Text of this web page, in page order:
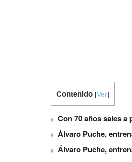
Contenido [Ver]
Con 70 años sales
Álvaro Puche,
Álvaro Puche,